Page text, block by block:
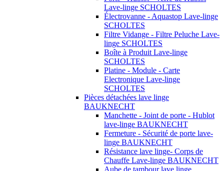
Lave-linge SCHOLTES
Électrovanne - Aquastop Lave-linge
SCHOLTES
Filtre Vidange - Filtre Peluche Lave-
linge SCHOLTES
Boîte à Produit Lave-linge
SCHOLTES
Platine - Module - Carte
Electronique Lave-linge
SCHOLTES
Pièces détachées lave linge
BAUKNECHT
Manchette - Joint de porte - Hublot
lave-linge BAUKNECHT
Fermeture - Sécurité de porte lave-
linge BAUKNECHT
Résistance lave linge- Corps de
Chauffe Lave-linge BAUKNECHT
Aube de tambour lave linge